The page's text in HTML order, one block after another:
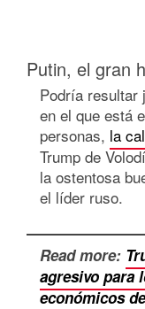
Putin, el gran
Podría resultar
en el que está
personas, la
Trump de
la ostentosa
el líder ruso.
Read more:
agresivo para
económicos